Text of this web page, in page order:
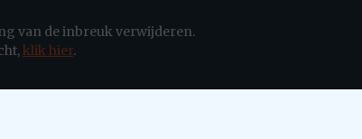
van de inbreuk verwijderen.
klik hier.